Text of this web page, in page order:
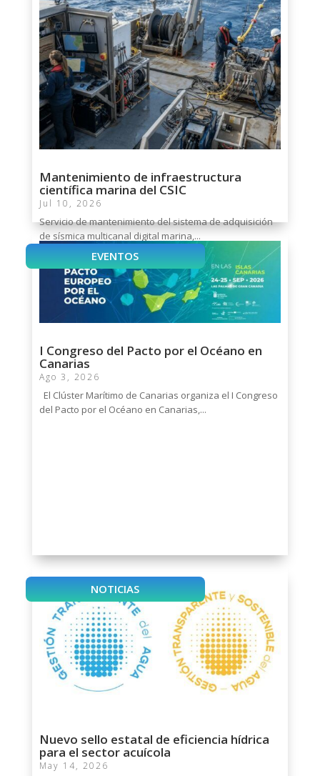
Mantenimiento de infraestructura
científica marina del CSIC
Jul 10, 2026
Servicio de mantenimiento del sistema de adquisición
de sísmica multicanal digital marina,...
EVENTOS
I Congreso del Pacto por el Océano en
Canarias
Ago 3, 2026
El Clúster Marítimo de Canarias organiza el I Congreso
del Pacto por el Océano en Canarias,...
NOTICIAS
Nuevo sello estatal de eficiencia hídrica
para el sector acuícola
May 14, 2026